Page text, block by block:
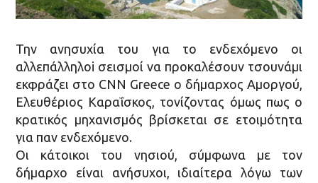
Την ανησυχία του για το ενδεχόμενο οι
αλλεπάλληλοi σεισμοί να προκαλέσουν τσουνάμι
εκφράζει στο CNN Greece ο δήμαρχος Αμοργού,
Ελευθέριος Καραΐσκος, τονίζοντας όμως πως ο
κρατικός μηχανισμός βρίσκεται σε ετοιμότητα
για παν ενδεχόμενο.
Οι κάτοικοι του νησιού, σύμφωνα με τον
δήμαρχο είναι ανήσυχοι, ιδιαίτερα λόγω των